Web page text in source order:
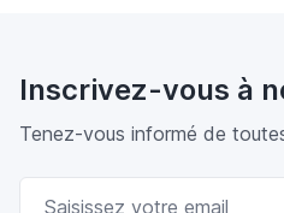
Inscrivez-vous à
Tenez-vous informé de